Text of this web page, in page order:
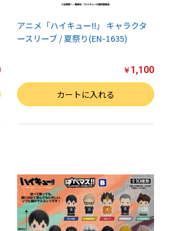
アニメ「ハイキュー!!」 キャラクタ
ースリーブ / 夏祭り(EN-1635)
￥ 1,100
数量 カートに入れる